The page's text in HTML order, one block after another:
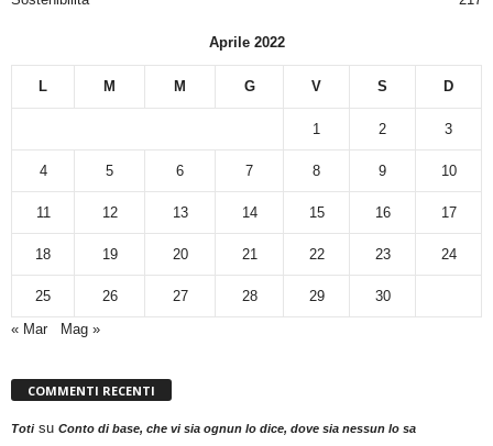
Aprile 2022
L M M G V S D
1 2 3
4 5 6 7 8 9 10
11 12 13 14 15 16 17
18 19 20 21 22 23 24
25 26 27 28 29
30
« Mar
Mag »
COMMENTI RECENTI
Totisu Conto di base, che vi sia ognun lo dice, dove sia nessun lo sa